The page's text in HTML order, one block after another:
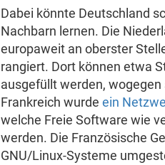
Dabei könnte Deutschland
Nachbarn lernen. Die
europaweit an oberster
rangiert. Dort können etwa
ausgefüllt werden, wogegen
Frankreich wurde ein
welche Freie Software wie
werden. Die Französische
GNU/Linux-Systeme